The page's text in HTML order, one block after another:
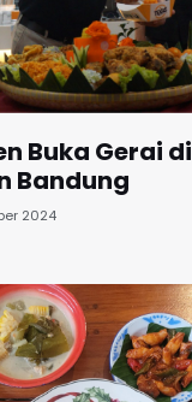
Buka Gerai di
Bandung
2024